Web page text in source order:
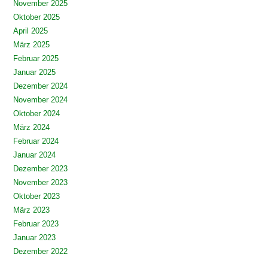
November 2025
Oktober 2025
April 2025
März 2025
Februar 2025
Januar 2025
Dezember 2024
November 2024
Oktober 2024
März 2024
Februar 2024
Januar 2024
Dezember 2023
November 2023
Oktober 2023
März 2023
Februar 2023
Januar 2023
Dezember 2022